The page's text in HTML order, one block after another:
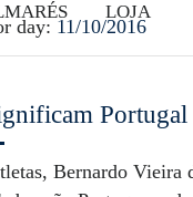
LOJA
day: 11/10/2016
Bernardo Vieira